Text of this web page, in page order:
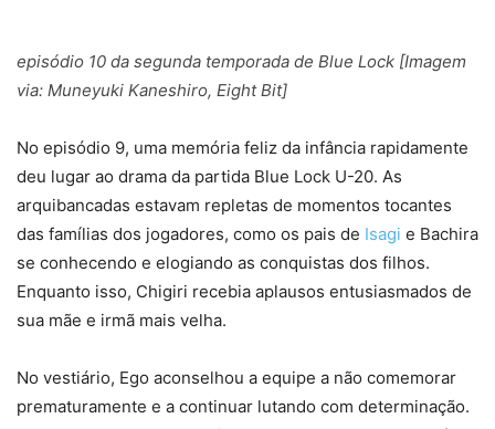
episódio 10 da segunda temporada de Blue Lock [Imagem
via: Muneyuki Kaneshiro, Eight Bit]
No episódio 9, uma memória feliz da infância rapidamente
deu lugar ao drama da partida Blue Lock U-20. As
arquibancadas estavam repletas de momentos tocantes
das famílias dos jogadores, como os pais de Isagi e Bachira
se conhecendo e elogiando as conquistas dos filhos.
Enquanto isso, Chigiri recebia aplausos entusiasmados de
sua mãe e irmã mais velha.
No vestiário, Ego aconselhou a equipe a não comemorar
prematuramente e a continuar lutando com determinação.